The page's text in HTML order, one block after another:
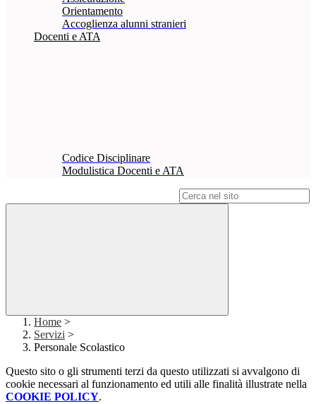
Orientamento
Accoglienza alunni stranieri
Docenti e ATA
Codice Disciplinare
Modulistica Docenti e ATA
Home >
Servizi >
Personale Scolastico
Questo sito o gli strumenti terzi da questo utilizzati si avvalgono di
cookie necessari al funzionamento ed utili alle finalità illustrate nella
COOKIE POLICY.